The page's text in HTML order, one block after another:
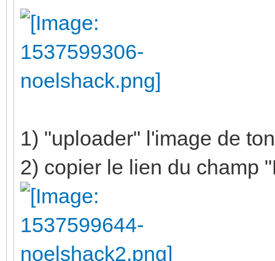
1) "uploader" l'image de
2) copier le lien du champ